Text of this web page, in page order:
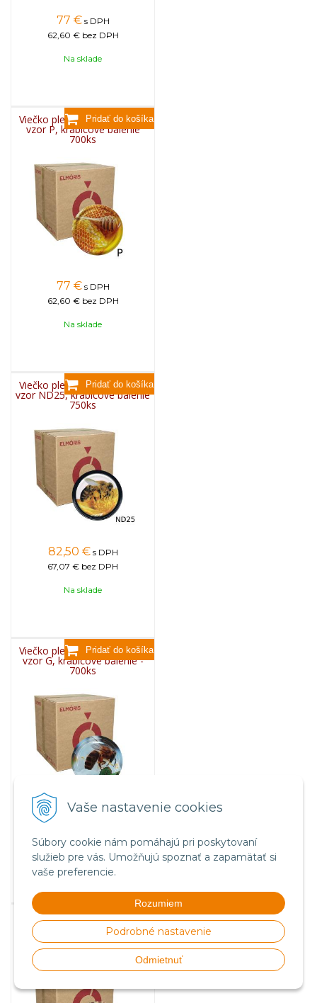
Vaše nastavenie cookies
Súbory cookie nám pomáhajú pri poskytovaní
služieb pre vás. Umožňujú spoznať a zapamätať si
vaše preferencie.
Rozumiem
Podrobné nastavenie
Odmietnuť
77 € s DPH
62,60 € bez DPH
Na sklade
Viečko plechové TWIST 82 -
vzor P, krabicové balenie
700ks
77 € s DPH
62,60 € bez DPH
Na sklade
Viečko plechové TWIST 82 -
vzor ND25, krabicové balenie
750ks
82,50 € s DPH
67,07 € bez DPH
Na sklade
Viečko plechové TWIST 82 -
vzor G, krabicové balenie -
700ks
77
Na sklade
Viečko plechové TWIST 82 -
vzor C, krabicové balenie -